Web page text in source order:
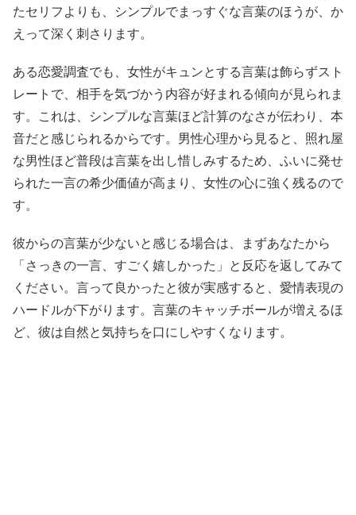
たセリフよりも、シンプルでまっすぐな言葉のほうが、か
えって深く刺さります。
ある恋愛調査でも、女性がキュンとする言葉は飾らずスト
レートで、相手を気づかう内容が好まれる傾向が見られま
す。これは、シンプルな言葉ほど計算のなさが伝わり、本
音だと感じられるからです。男性心理から見ると、照れ屋
な男性ほど普段は言葉を出し惜しみするため、ふいに発せ
られた一言の希少価値が高まり、女性の心に強く残るので
す。
彼からの言葉が少ないと感じる場合は、まずあなたから
「さっきの一言、すごく嬉しかった」と反応を返してみて
ください。言って良かったと彼が実感すると、愛情表現の
ハードルが下がります。言葉のキャッチボールが増えるほ
ど、彼は自然と気持ちを口にしやすくなります。